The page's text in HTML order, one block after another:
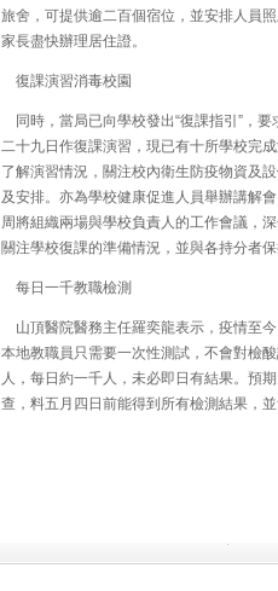
旅舍，可提供逾二百個宿位，並安排人員
家長盡快辦理居住證。
復課演習消毒校園
同時，當局已向學校發出“復課指引”，
二十九日作復課演習，現已有十所學校完
了解演習情況，關注校內衛生防疫物資及
及安排。亦為學校健康促進人員舉辦講解
周將組織兩場與學校負責人的工作會議，
關注學校復課的準備情況，並與各持分者
每日一千教職檢測
山頂醫院醫務主任羅奕龍表示，疫情至
本地教職員只需要一次性測試，不會對檢
人，每日約一千人，未必即日有結果。預
查，料五月四日前能得到所有檢測結果，